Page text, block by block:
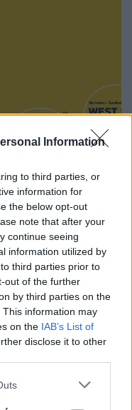
Information
to third parties, or
information for
the below opt-out
note that after your
continue seeing
information utilized by
third parties prior to
out of the further
by third parties on the
This information may
on the IAB’s List of
disclose it to other
one or more Google
Szabadtéri
Játékok
miatt a Dóm